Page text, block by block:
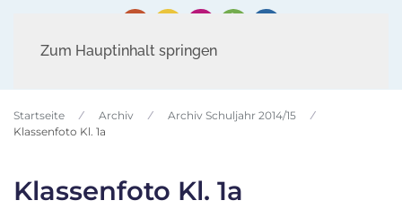
Zum Hauptinhalt springen
Startseite Archiv
Archiv Schuljahr 2014/15
Klassenfoto Kl. 1a
Klassenfoto Kl. 1a